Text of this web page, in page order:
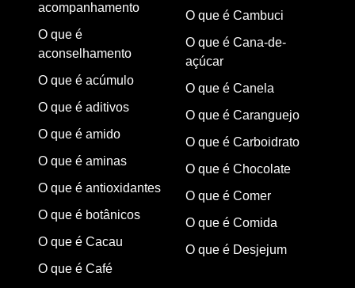
acompanhamento
O que é
aconselhamento
O que é acúmulo
O que é aditivos
O que é amido
O que é aminas
O que é antioxidantes
O que é botânicos
O que é Cacau
O que é Café
O que é Cambuci
O que é Cana-de-
açúcar
O que é Canela
O que é Caranguejo
O que é Carboidrato
O que é Chocolate
O que é Comer
O que é Comida
O que é Desjejum